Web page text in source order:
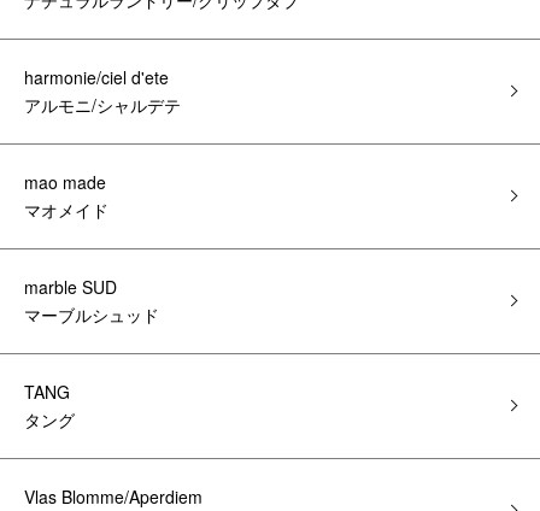
harmonie/ciel d'ete
アルモニ/シャルデテ
mao made
マオメイド
marble SUD
マーブルシュッド
TANG
タング
Vlas Blomme/Aperdiem